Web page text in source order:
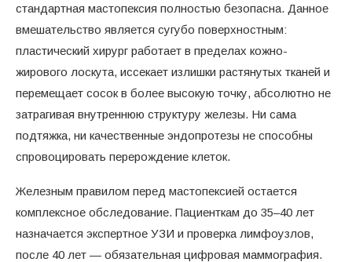
стандартная мастопексия полностью безопасна. Данное
вмешательство является сугубо поверхностным:
пластический хирург работает в пределах кожно-
жирового лоскута, иссекает излишки растянутых тканей и
перемещает сосок в более высокую точку, абсолютно не
затрагивая внутреннюю структуру железы. Ни сама
подтяжка, ни качественные эндопротезы не способны
спровоцировать перерождение клеток.
Железным правилом перед мастопексией остается
комплексное обследование. Пациенткам до 35–40 лет
назначается экспертное УЗИ и проверка лимфоузлов,
после 40 лет — обязательная цифровая маммография.